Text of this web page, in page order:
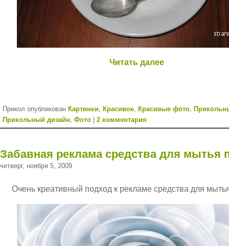
Читать далее
Прикол опубликован Картинки, Красивое, Красивые фото,
Прикольный дизайн, Фото 2 комментария
Забавная реклама средства для мытья
четверг, ноября 5, 2009
Очень креативный подход к рекламе средства для